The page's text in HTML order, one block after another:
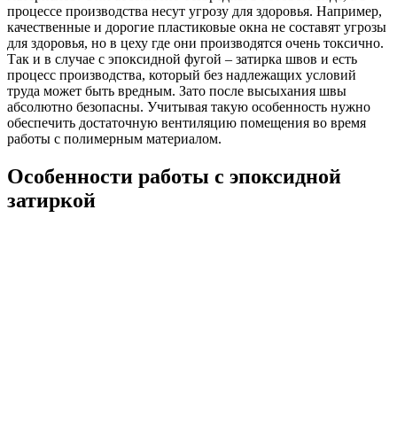
процессе производства несут угрозу для здоровья. Например,
качественные и дорогие пластиковые окна не составят угрозы
для здоровья, но в цеху где они производятся очень токсично.
Так и в случае с эпоксидной фугой – затирка швов и есть
процесс производства, который без надлежащих условий
труда может быть вредным. Зато после высыхания швы
абсолютно безопасны. Учитывая такую особенность нужно
обеспечить достаточную вентиляцию помещения во время
работы с полимерным материалом.
Особенности работы с эпоксидной
затиркой